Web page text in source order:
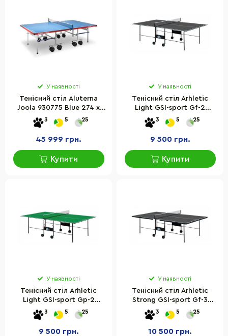
У наявності
Тенісний стіл Aluterna
Joola 930775 Blue 274 x
152,5 x 76 см
3 5 25
45 999 грн.
Купити
У наявності
Тенісний стіл Arhletiс
Light GSI-sport Gf-2
розмір 274х152,5х76 см
3 5 25
9 500 грн.
Купити
У наявності
Тенісний стіл Arhletiс
Light GSI-sport Gp-2
розмір 274х152,5х76 см
3 5 25
9 500 грн.
У наявності
Тенісний стіл Arhletiс
Strong GSI-sport Gf-3
розмір 274х152,5х76 см
3 5 25
10 500 грн.